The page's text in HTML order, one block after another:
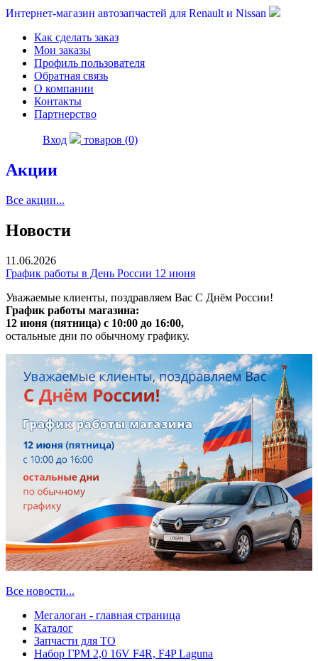
Интернет-магазин автозапчастей для Renault и Nissan
Как сделать заказ
Мои заказы
Профиль пользователя
Обратная связь
О компании
Контакты
Партнерство
Вход товаров (0)
Акции
Все акции...
Новости
11.06.2026
График работы в День России 12 июня
Уважаемые клиенты, поздравляем Вас С Днём России!
График работы магазина:
12 июня (пятница) с 10:00 до 16:00,
остальные дни по обычному графику.
Все новости...
Мегалоган - главная страница
Каталог
Запчасти для ТО
Набор ГРМ 2,0 16V F4R, F4P Laguna